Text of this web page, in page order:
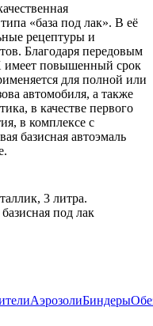
«база под лак». В её
рецептуры и
Благодаря передовым
имеет повышенный срок
для полной или
автомобиля, а также
в качестве первого
в комплексе с
базисная автоэмаль
3 литра.
под лак
АэрозолиБиндеры